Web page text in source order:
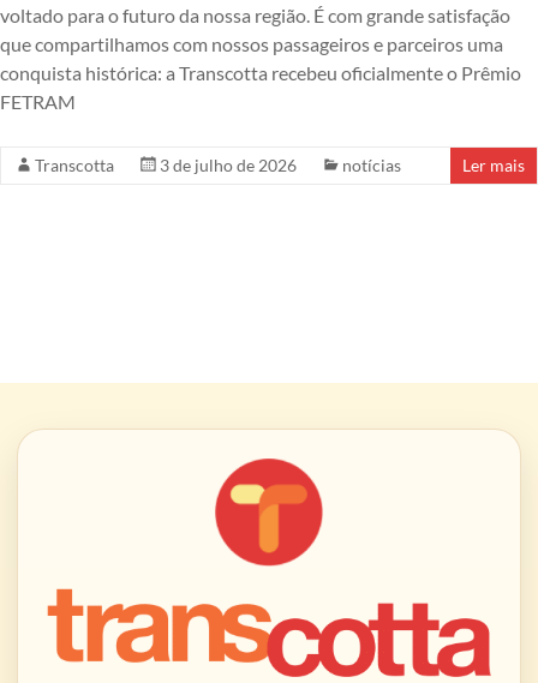
voltado para o futuro da nossa região. É com grande satisfação
que compartilhamos com nossos passageiros e parceiros uma
conquista histórica: a Transcotta recebeu oficialmente o Prêmio
FETRAM
Transcotta 3 de julho de 2026 notícias Ler mais